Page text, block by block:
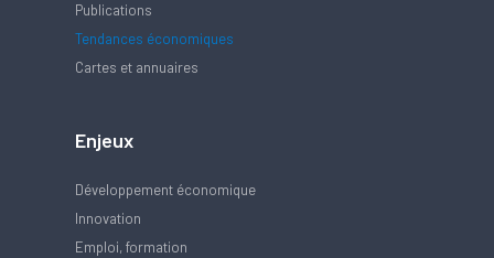
Publications
Tendances économiques
Cartes et annuaires
Enjeux
Développement économique
Innovation
Emploi, formation